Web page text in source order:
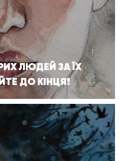
ЛЮДЕЙ ЗА ЇХ
ДО КІНЦЯ!